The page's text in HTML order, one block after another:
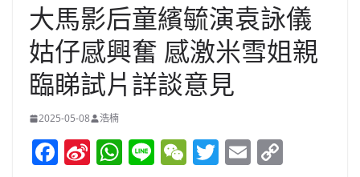
大馬影后童繽毓演袁詠儀
姑仔感興奮 感激米雪姐親
臨睇試片詳談意見
2025-05-08 浩楠
F Si W Li W T E